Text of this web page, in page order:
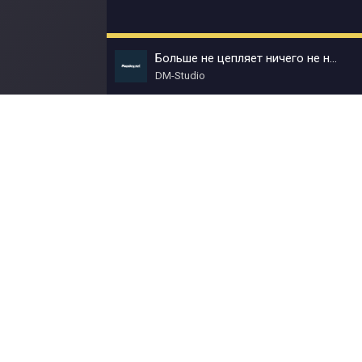
Больше не цепляет ничего не нужно
DM-Studio